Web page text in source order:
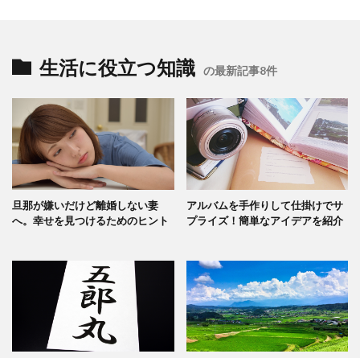
生活に役立つ知識 の最新記事8件
旦那が嫌いだけど離婚しない妻
へ。幸せを見つけるためのヒント
アルバムを手作りして仕掛けでサ
プライズ！簡単なアイデアを紹介